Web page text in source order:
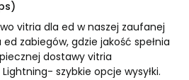
vitria dla ed w naszej zaufanej
zabiegów, gdzie jakość spełnia
dostawy vitria
szybkie opcje wysyłki.